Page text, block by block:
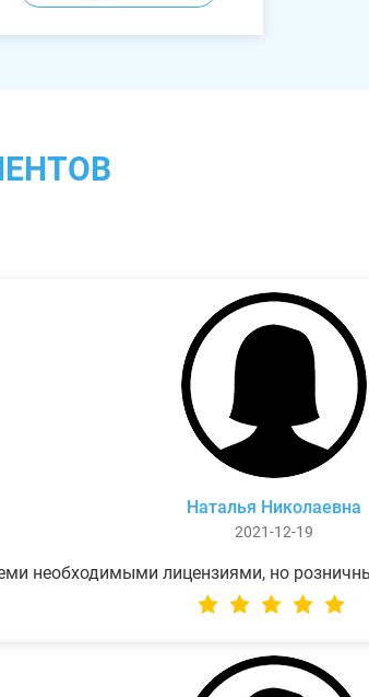
Наталья Николаевна
2021-12-19
необходимыми лицензиями, но